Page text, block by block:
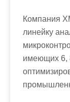
Компания
линейку
имеющих 6,